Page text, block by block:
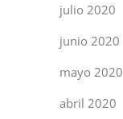
julio 2020
junio 2020
mayo 2020
abril 2020